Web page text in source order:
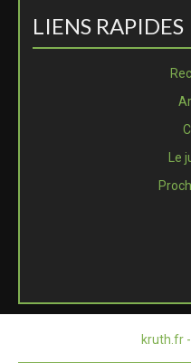
LIENS RAPIDES
Le
kruth.fr